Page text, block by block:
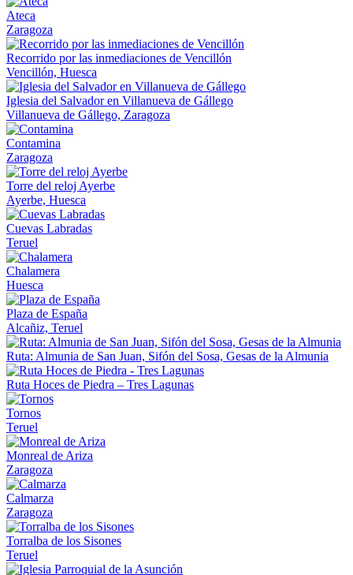
Ateca
Zaragoza
Recorrido por las inmediaciones de Vencillón
Vencillón, Huesca
Iglesia del Salvador en Villanueva de Gállego
Villanueva de Gállego, Zaragoza
Contamina
Zaragoza
Torre del reloj Ayerbe
Ayerbe, Huesca
Cuevas Labradas
Teruel
Chalamera
Huesca
Plaza de España
Alcañiz, Teruel
Ruta: Almunia de San Juan, Sifón del Sosa, Gesas de la Almunia
Ruta Hoces de Piedra – Tres Lagunas
Tornos
Teruel
Monreal de Ariza
Zaragoza
Calmarza
Zaragoza
Torralba de los Sisones
Teruel